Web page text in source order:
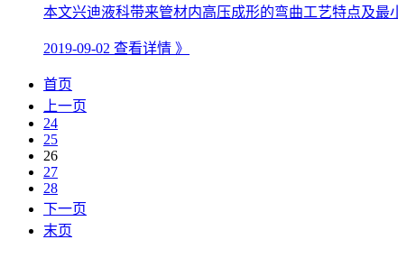
本文兴迪液科带来管材内高压成形的弯曲工艺特点及最
2019-09-02 查看详情 》
首页
上一页
24
25
26
27
28
下一页
末页